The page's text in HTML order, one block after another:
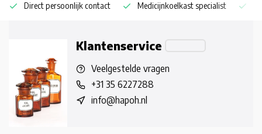
Direct persoonlijk contact Medicijnkoelkast specialist
Klantenservice
Veelgestelde vragen
+31 35 6227288
info@hapoh.nl